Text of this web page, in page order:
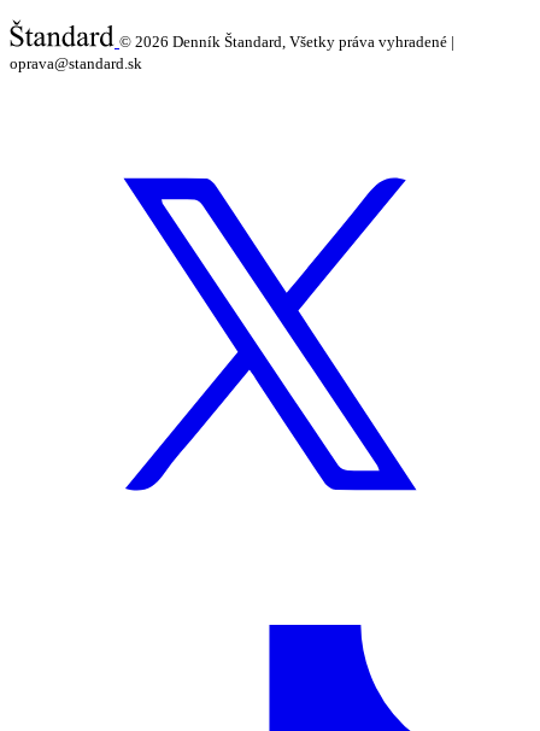
© 2026 Denník Štandard, Všetky práva vyhradené |
oprava@standard.sk